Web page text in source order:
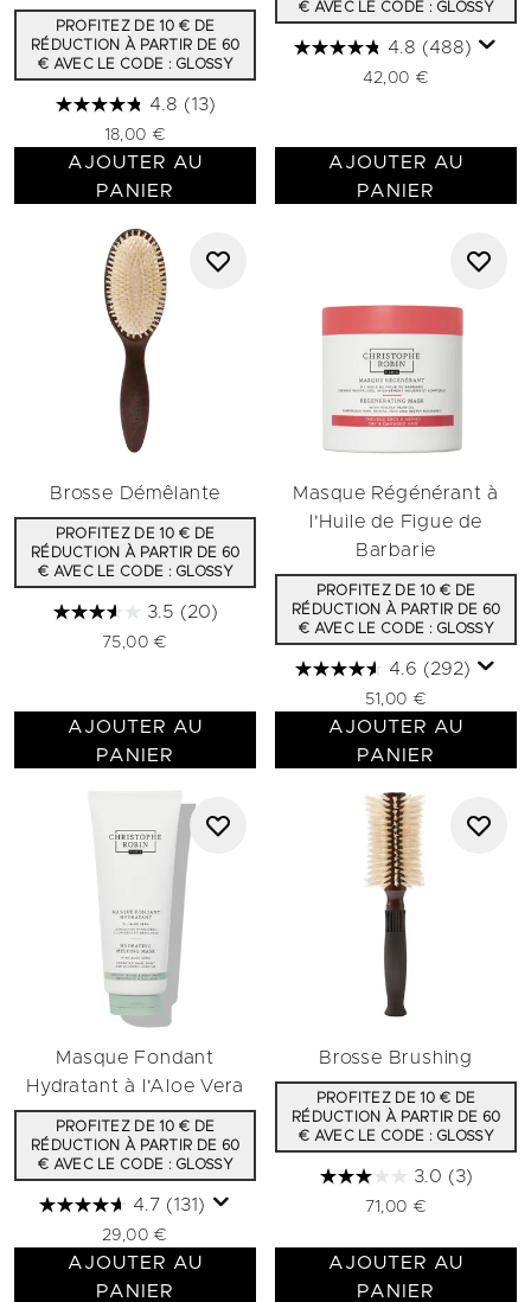
PROFITEZ DE 10 € DE
RÉDUCTION À PARTIR DE 60
€ AVEC LE CODE : GLOSSY
4.8 (13)
18,00 €
AJOUTER AU
PANIER
€ AVEC LE CODE : GLOSSY
4.8 (488)
42,00 €
AJOUTER AU
PANIER
Brosse Démêlante
PROFITEZ DE 10 € DE
RÉDUCTION À PARTIR DE 60
€ AVEC LE CODE : GLOSSY
3.5 (20)
75,00 €
AJOUTER AU
PANIER
Masque Régénérant à
l'Huile de Figue de
Barbarie
PROFITEZ DE 10 € DE
RÉDUCTION À PARTIR DE 60
€ AVEC LE CODE : GLOSSY
4.6 (292)
51,00 €
AJOUTER AU
PANIER
Masque Fondant
Hydratant à l'Aloe Vera
PROFITEZ DE 10 € DE
RÉDUCTION À PARTIR DE 60
€ AVEC LE CODE : GLOSSY
4.7 (131)
29,00 €
AJOUTER AU
PANIER
Brosse Brushing
PROFITEZ DE 10 € DE
RÉDUCTION À PARTIR DE 60
€ AVEC LE CODE : GLOSSY
3.0 (3)
71,00 €
AJOUTER AU
PANIER